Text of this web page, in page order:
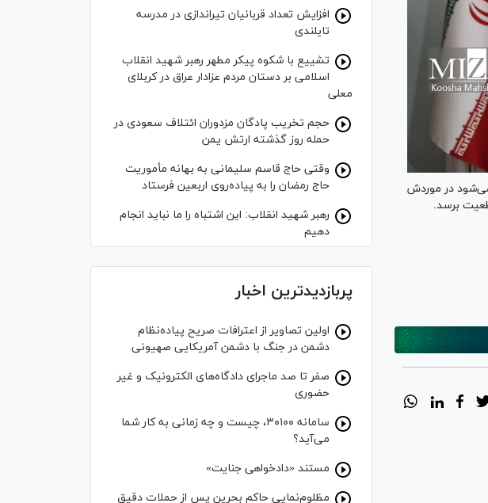
در موردش
برسد.
افزایش تعداد قربانیان تیراندازی در مدرسه
تایلندی
تشییع با شکوه پیکر مطهر رهبر شهید انقلاب
اسلامی بر دستان مردم عزادار عراق در کربلای
معلی
حجم تخریب پادگان مزدوران ائتلاف سعودی در
حمله روز گذشته ارتش یمن
وقتی حاج قاسم سلیمانی به بهانه مأموریت
حاج رمضان را به پیاده‌روی اربعین فرستاد
رهبر شهید انقلاب: این اشتباه را ما نباید انجام
دهیم
پربازدیدترین اخبار
اولین تصاویر از اعترافات صریح پیاده‌نظام‌
دشمن در جنگ با دشمن آمریکایی صهیونی
صفر تا صد ماجرای دادگاه‌های الکترونیک و غیر
حضوری
سامانه ۳۰۱۰۰، چیست و چه زمانی به کار شما
می‌آید؟
مستند «دادخواهی جنایت»
مظلوم‌نمایی حاکم بحرین پس از حملات دقیق